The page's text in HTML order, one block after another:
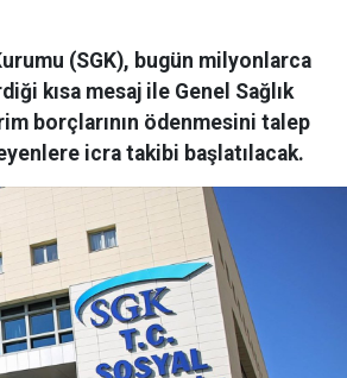
(SGK), bugün milyonlarca
kısa mesaj ile Genel Sağlık
borçlarının ödenmesini talep
icra takibi başlatılacak.